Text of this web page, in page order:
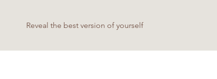
Reveal the best version of yourself